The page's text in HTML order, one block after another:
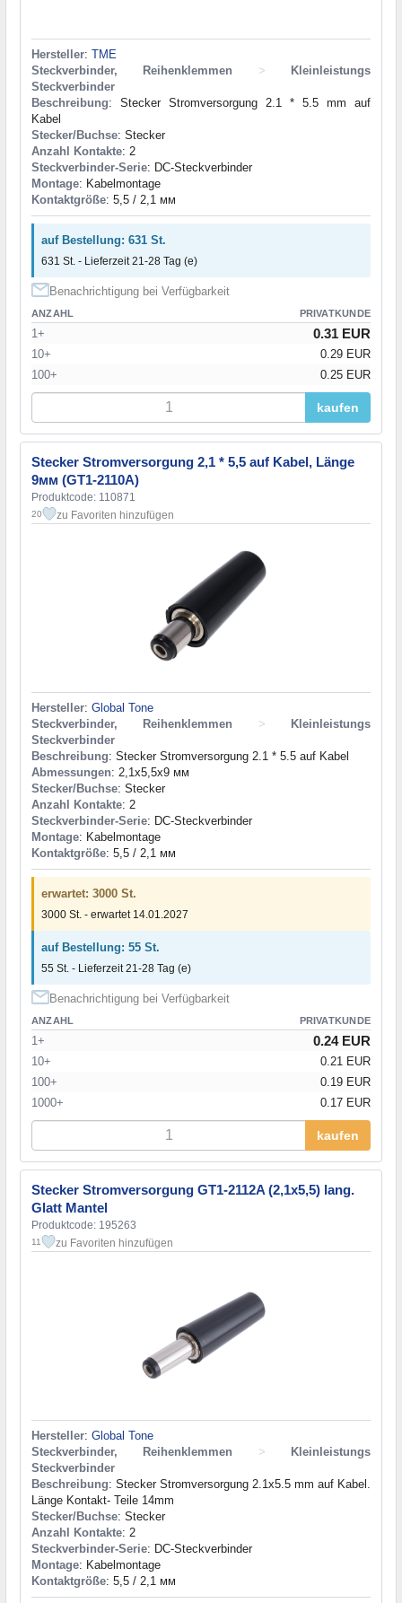
Hersteller: TME
Steckverbinder, Reihenklemmen
>
Kleinleistungs
Steckverbinder
Beschreibung: Stecker Stromversorgung 2.1 * 5.5 mm auf
Kabel
Stecker/Buchse: Stecker
Anzahl Kontakte: 2
Steckverbinder-Serie: DC-Steckverbinder
Montage: Kabelmontage
Kontaktgröße: 5,5 / 2,1 мм
auf Bestellung: 631 St.
631 St. - Lieferzeit 21-28 Tag (e)
Benachrichtigung bei Verfügbarkeit
ANZAHL PRIVATKUNDE
1+ 0.31 EUR
10+
0.29 EUR
100+
0.25 EUR
kaufen
Stecker Stromversorgung 2,1 * 5,5 auf Kabel, Länge
9мм (GT1-2110A)
Produktcode: 110871
20 zu Favoriten hinzufügen
Hersteller: Global Tone
Steckverbinder, Reihenklemmen
>
Kleinleistungs
Steckverbinder
Beschreibung: Stecker Stromversorgung 2.1 * 5.5 auf Kabel
Abmessungen: 2,1x5,5x9 мм
Stecker/Buchse: Stecker
Anzahl Kontakte: 2
Steckverbinder-Serie: DC-Steckverbinder
Montage: Kabelmontage
Kontaktgröße: 5,5 / 2,1 мм
erwartet: 3000 St.
3000 St. - erwartet 14.01.2027
auf Bestellung: 55 St.
55 St. - Lieferzeit 21-28 Tag (e)
Benachrichtigung bei Verfügbarkeit
ANZAHL PRIVATKUNDE
1+ 0.24 EUR
10+
0.21 EUR
100+
0.19 EUR
1000+
0.17 EUR
kaufen
Stecker Stromversorgung GT1-2112A (2,1x5,5) lang.
Glatt Mantel
Produktcode: 195263
11 zu Favoriten hinzufügen
Hersteller: Global Tone
Steckverbinder, Reihenklemmen
>
Kleinleistungs
Steckverbinder
Beschreibung: Stecker Stromversorgung 2.1x5.5 mm auf Kabel.
Länge Kontakt- Teile 14mm
Stecker/Buchse: Stecker
Anzahl Kontakte: 2
Steckverbinder-Serie: DC-Steckverbinder
Montage: Kabelmontage
Kontaktgröße: 5,5 / 2,1 мм